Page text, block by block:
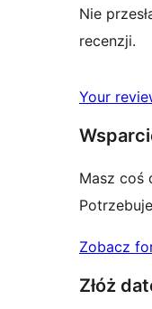
Nie
recenzji.
Your
Masz coś
Zobacz
Złóż